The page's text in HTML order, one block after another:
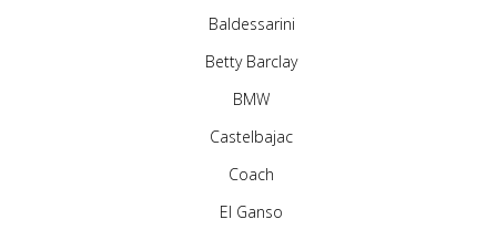
Baldessarini
Betty Barclay
BMW
Castelbajac
Coach
El Ganso